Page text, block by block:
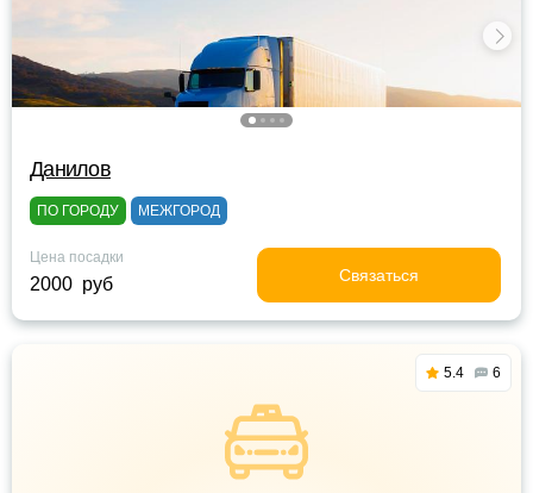
Данилов
ПО ГОРОДУ МЕЖГОРОД
Цена посадки
2000 руб Связаться
5.4 6